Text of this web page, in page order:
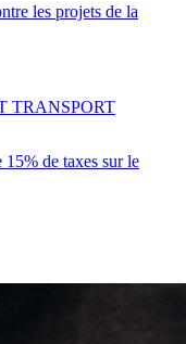
les projets de la
15% de taxes sur le
TRANSPORT